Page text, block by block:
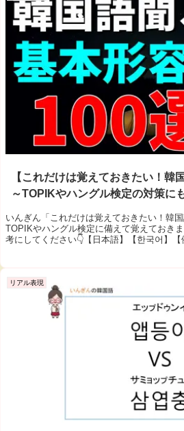
【これだけは覚えておきたい！韓
～TOPIKやハングル検定の対策に
いんぎん「これだけは覚えておきたい！韓国
TOPIKやハングル検定に備えて覚えておき
考にしてください👇【日本語】【한국어】【
リアル表現